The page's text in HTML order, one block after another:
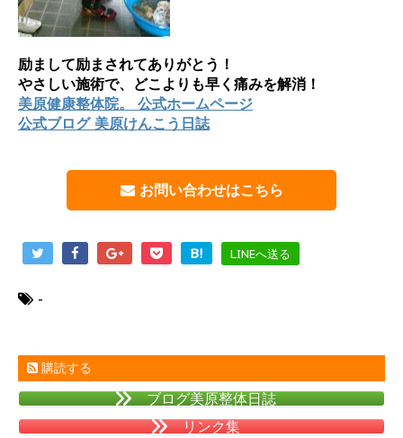
励まして励まされてありがとう！
やさしい施術で、どこよりも早く痛みを解消！
美原健康整体院。 公式ホームページ
公式ブログ 美原けんこう日誌
お問い合わせはこちら
B! LINEへ送る
-
購読する
ブログ美原整体日誌
リンク集